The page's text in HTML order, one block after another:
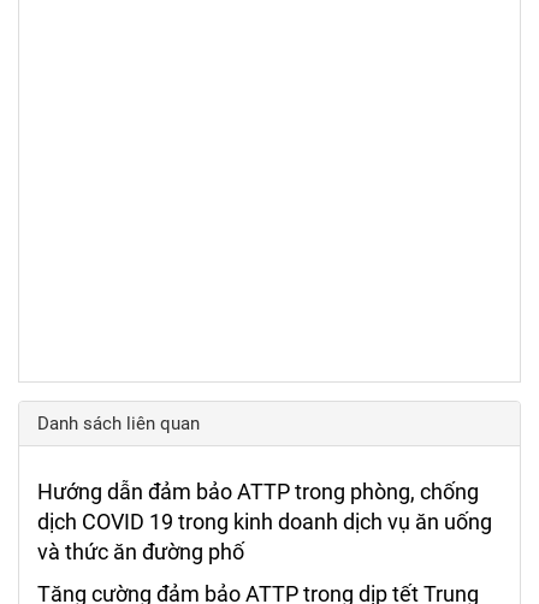
Danh sách liên quan
Hướng dẫn đảm bảo ATTP trong phòng, chống
dịch COVID 19 trong kinh doanh dịch vụ ăn uống
và thức ăn đường phố
Tăng cường đảm bảo ATTP trong dịp tết Trung